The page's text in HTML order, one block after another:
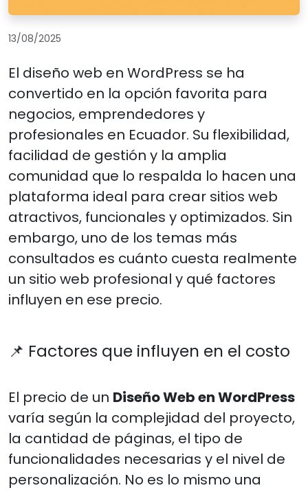
13/08/2025
El diseño web en WordPress se ha
convertido en la opción favorita para
negocios, emprendedores y
profesionales en Ecuador. Su flexibilidad,
facilidad de gestión y la amplia
comunidad que lo respalda lo hacen una
plataforma ideal para crear sitios web
atractivos, funcionales y optimizados. Sin
embargo, uno de los temas más
consultados es cuánto cuesta realmente
un sitio web profesional y qué factores
influyen en ese precio.
📌 Factores que influyen en el costo
El precio de un Diseño Web en WordPress
varía según la complejidad del proyecto,
la cantidad de páginas, el tipo de
funcionalidades necesarias y el nivel de
personalización. No es lo mismo una